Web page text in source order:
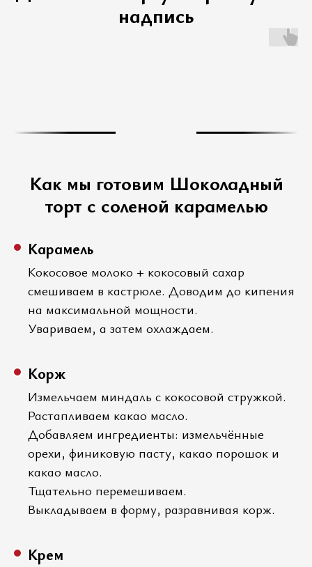
надпись
Как мы готовим Шоколадный
торт с соленой карамелью
Карамель
Кокосовое молоко + кокосовый сахар
смешиваем в кастрюле. Доводим до кипения
на максимальной мощности.
Увариваем, а затем охлаждаем.
Корж
Измельчаем миндаль с кокосовой стружкой.
Растапливаем какао масло.
Добавляем ингредиенты: измельчённые
орехи, финиковую пасту, какао порошок и
какао масло.
Тщательно перемешиваем.
Выкладываем в форму, разравнивая корж.
Крем